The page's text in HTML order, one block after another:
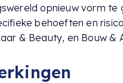
opnieuw vorm
behoeften en
& Beauty, en Bouw &